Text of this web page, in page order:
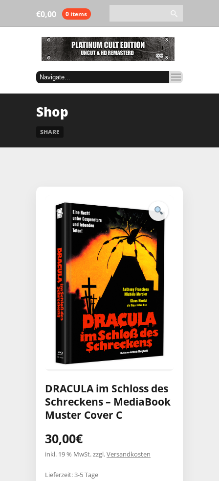
0,00
€ 0 items
Shop
SHARE
DRACULA im Schloss des
Schreckens – MediaBook
Muster Cover C
30,00€
inkl. 19 % MwSt.zzgl.Versandkosten
Lieferzeit:3-5 Tage